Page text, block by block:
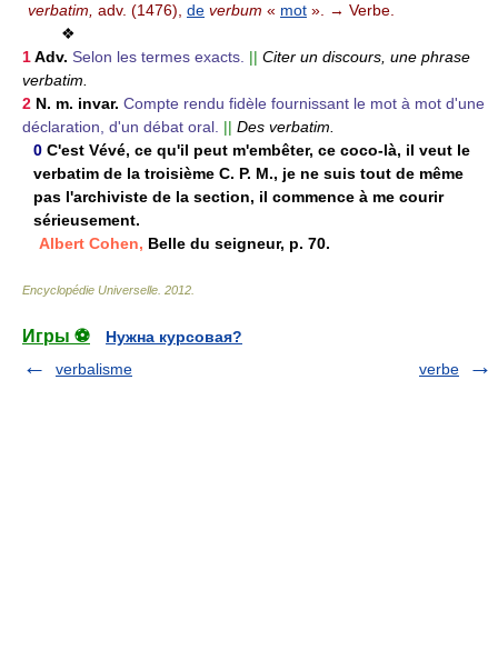
verbatim, adv. (1476), de verbum « mot ». → Verbe.
❖
1Adv. Selon les termes exacts. || Citer un discours, une phrase
verbatim.
2 N. m. invar. Compte rendu fidèle fournissant le mot à mot d'une
déclaration, d'un débat oral. || Des verbatim.
0 C'est Vévé, ce qu'il peut m'embêter, ce coco-là, il veut le
verbatim de la troisième C. P. M., je ne suis tout de même
pas l'archiviste de la section, il commence à me courir
sérieusement.
Albert Cohen, Belle du seigneur, p. 70.
Encyclopédie Universelle 2012
Игры ⚽
Нужна курсовая?
verbalisme
verbe